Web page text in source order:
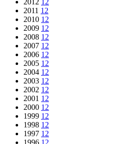
2012 12
2011 12
2010 12
2009 12
2008 12
2007 12
2006 12
2005 12
2004 12
2003 12
2002 12
2001 12
2000 12
1999 12
1998 12
1997 12
1996 12